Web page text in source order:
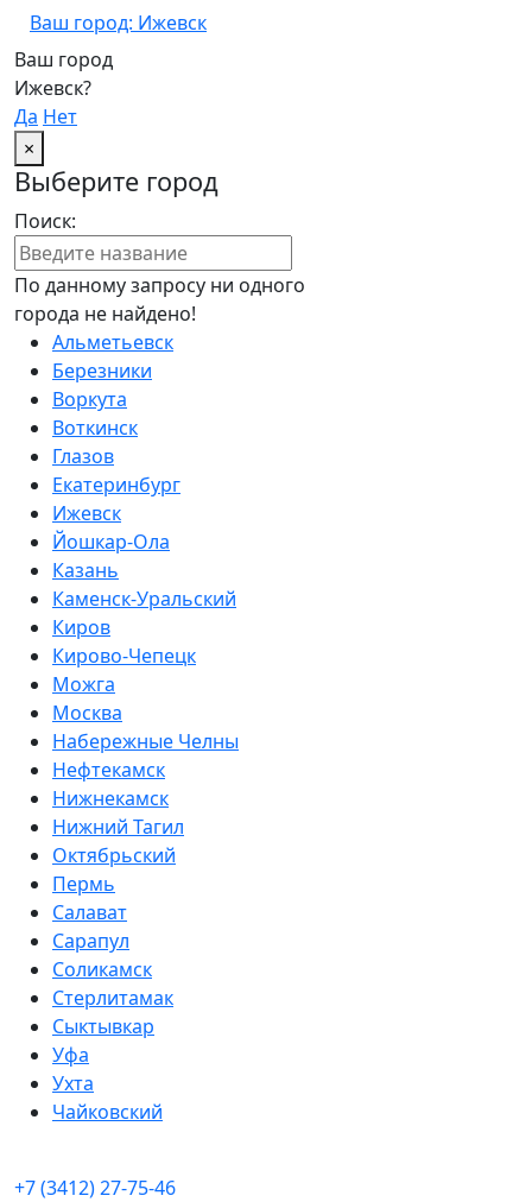
Ваш город: Ижевск
Ваш город
Ижевск?
Да Нет
×
Выберите город
Поиск:
По данному запросу ни одного
города не найдено!
Альметьевск
Березники
Воркута
Воткинск
Глазов
Екатеринбург
Ижевск
Йошкар-Ола
Казань
Каменск-Уральский
Киров
Кирово-Чепецк
Можга
Москва
Набережные Челны
Нефтекамск
Нижнекамск
Нижний Тагил
Октябрьский
Пермь
Салават
Сарапул
Соликамск
Стерлитамак
Сыктывкар
Уфа
Ухта
Чайковский
+7 (3412) 27-75-46